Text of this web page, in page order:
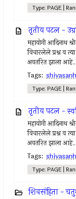
Type: PAGE |
तृतीय पटल -
महायोगी आदिनाथ
विचारलेले प्रश्न व त्या
अवतरित झाला आहे.
Tags:
Type: PAGE |
तृतीय पटल -
महायोगी आदिनाथ
विचारलेले प्रश्न व त्या
अवतरित झाला आहे.
Tags:
Type: PAGE |
शिवसंहिता -